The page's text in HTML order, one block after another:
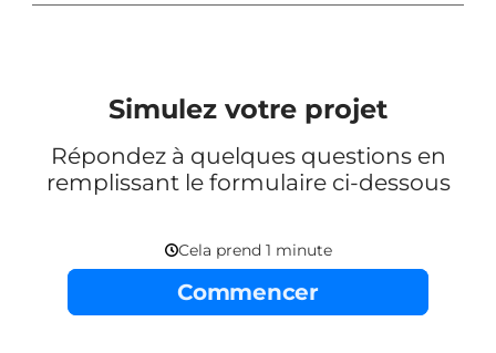
Simulez votre projet
Répondez à quelques questions en
remplissant le formulaire ci-dessous